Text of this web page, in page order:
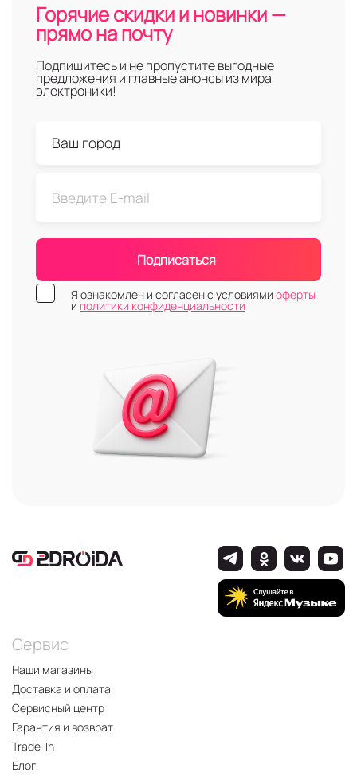
Горячие скидки и новинки —
прямо на почту
Подпишитесь и не пропустите выгодные
предложения и главные анонсы из мира
электроники!
Подписаться
Я ознакомлен и согласен с условиями оферты
и политики конфиденциальности
Сервис
Наши магазины
Доставка и оплата
Сервисный центр
Гарантия и возврат
Trade-In
Блог